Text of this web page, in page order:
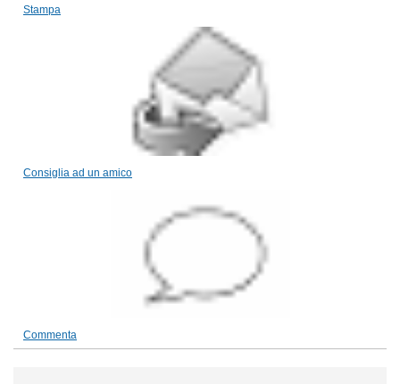
Stampa
Consiglia ad un amico
Commenta